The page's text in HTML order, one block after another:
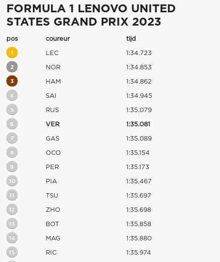
FORMULA 1 LENOVO UNITED
STATES GRAND PRIX 2023
pos coureur tijd
1 LEC 1:34.723
2 NOR 1:34.853
3 HAM 1:34.862
4 SAI 1:34.945
5 RUS 1:35.079
6 VER 1:35.081
7 GAS 1:35.089
8 OCO 1:35.154
9 PER 1:35.173
10 PIA 1:35.467
11 TSU 1:35.697
12 ZHO 1:35.698
13 BOT 1:35.858
14 MAG 1:35.880
15 RIC 1:35.974